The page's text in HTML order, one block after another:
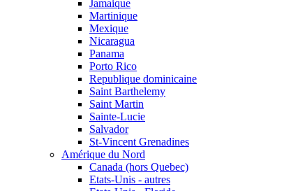
Jamaique
Martinique
Mexique
Nicaragua
Panama
Porto Rico
Republique dominicaine
Saint Barthelemy
Saint Martin
Sainte-Lucie
Salvador
St-Vincent Grenadines
Amérique du Nord
Canada (hors Quebec)
Etats-Unis - autres